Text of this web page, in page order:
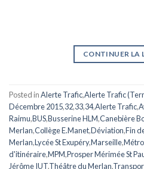
CONTINUER LA
Posted inAlerte Trafic,Alerte Trafic
Décembre 2015,32,33,34,Alerte Trafic,
Raimu,BUS,Busserine HLM,Canebière
Merlan,Collège E.Manet,Déviation,Fin
Merlan,Lycée St Exupéry,Marseille,Métro
d'itinéraire,MPM,Prosper Mérimée St
Jérôme IUT,Théâtre du Merlan,